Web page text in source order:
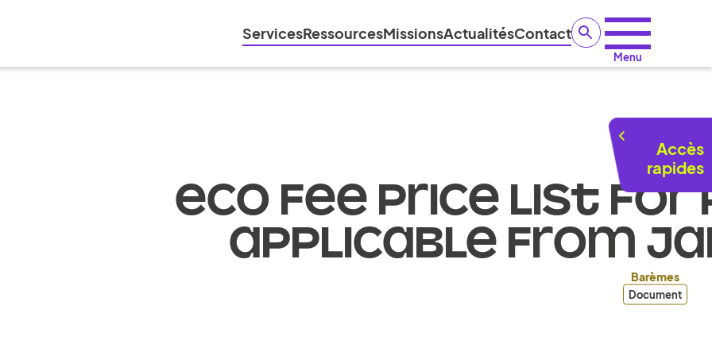
ServicesRessourcesMissionsActualitésContact
Menu
ECO FEE PRICE LIST
APPLICABLE FROM
Barèmes
Document
Accès
rapides